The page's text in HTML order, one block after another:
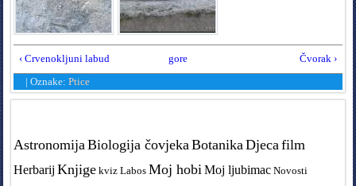
‹ Crvenokljuni labud gore
Čvorak ›
|Oznake:Ptice
Astronomija Biologija čovjeka Botanika Djeca film
Herbarij Knjige kviz Labos Moj hobi Moj ljubimac Novosti